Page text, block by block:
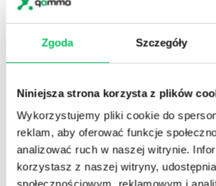
Zgoda Szczegóły
Niniejsza strona korzysta z plików
Wykorzystujemy pliki cookie do
reklam, aby oferować funkcje
analizować ruch w naszej witrynie.
korzystasz z naszej witryny,
Thomas, Lumina Learning,
CliftonStrengthfinder, MBTI) i
Indywidualnego Planu
Zaznacz to rozwiązanie
interesujące
02
Ścieżka rozwojowa „Excellent
Program” osadzona na